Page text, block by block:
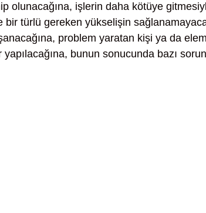
olunacağına, işlerin daha kötüye
türlü gereken yükselişin
problem yaratan kişi ya da
bunun sonucunda bazı